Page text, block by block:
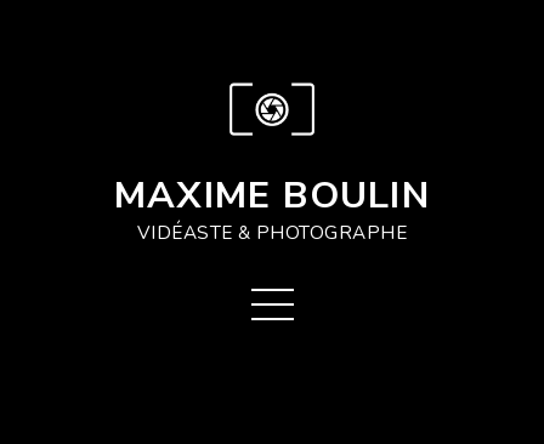
MAXIME BOULIN
VIDÉASTE & PHOTOGRAPHE